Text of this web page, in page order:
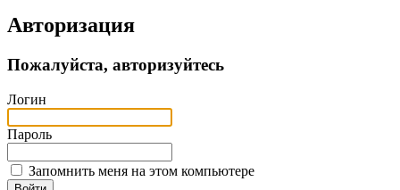
Авторизация
Пожалуйста, авторизуйтесь
Логин
Пароль
Запомнить меня на этом компьютере